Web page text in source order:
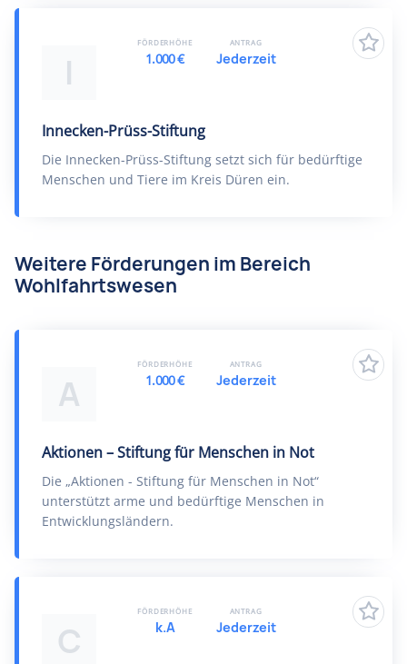
I
Innecken-Prüss-Stiftung
Die Innecken-Prüss-Stiftung setzt sich für bedürftige
Menschen und Tiere im Kreis Düren ein.
FÖRDERHÖHE
1.000 €
ANTRAG
Jederzeit
Weitere Förderungen im Bereich
Wohlfahrtswesen
A
Aktionen – Stiftung für Menschen in Not
Die „Aktionen - Stiftung für Menschen in Not“
unterstützt arme und bedürftige Menschen in
Entwicklungsländern.
FÖRDERHÖHE
1.000 €
ANTRAG
Jederzeit
C
FÖRDERHÖHE
k.A
ANTRAG
Jederzeit